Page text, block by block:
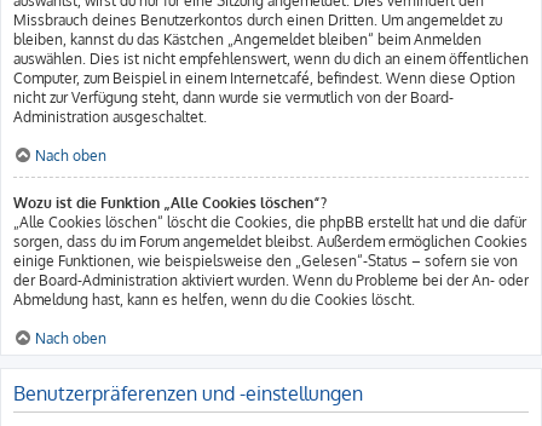
Missbrauch deines Benutzerkontos durch einen Dritten. Um angemeldet zu
bleiben, kannst du das Kästchen „Angemeldet bleiben“ beim Anmelden
auswählen. Dies ist nicht empfehlenswert, wenn du dich an einem öffentlichen
Computer, zum Beispiel in einem Internetcafé, befindest. Wenn diese Option
nicht zur Verfügung steht, dann wurde sie vermutlich von der Board-
Administration ausgeschaltet.
Nach oben
Wozu ist die Funktion „Alle Cookies löschen“?
„Alle Cookies löschen“ löscht die Cookies, die phpBB erstellt hat und die dafür
sorgen, dass du im Forum angemeldet bleibst. Außerdem ermöglichen Cookies
einige Funktionen, wie beispielsweise den „Gelesen“-Status – sofern sie von
der Board-Administration aktiviert wurden. Wenn du Probleme bei der An- oder
Abmeldung hast, kann es helfen, wenn du die Cookies löscht.
Nach oben
Benutzerpräferenzen und -einstellungen